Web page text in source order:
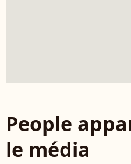
People
le média